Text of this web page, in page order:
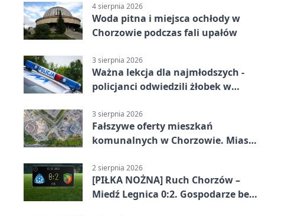
4 sierpnia 2026
Woda pitna i miejsca ochłody w
Chorzowie podczas fali upałów
3 sierpnia 2026
Ważna lekcja dla najmłodszych -
policjanci odwiedzili żłobek w
3 sierpnia 2026
Fałszywe oferty mieszkań
komunalnych w Chorzowie. Miasto
2 sierpnia 2026
[PIŁKA NOŻNA] Ruch Chorzów –
Miedź Legnica 0:2. Gospodarze bez